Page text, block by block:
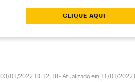
CLIQUE AQUI
03/01/2022 10:12:18 • Atualizado em 11/01/2022